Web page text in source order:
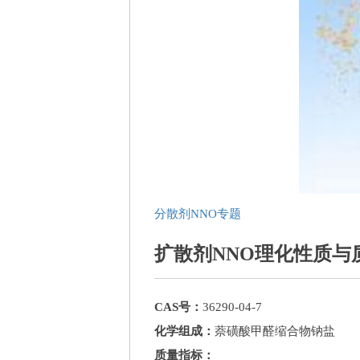
分散剂NNO专题
扩散剂NNO理化性质与
CAS号： 36290-04-7
化学组成： 萘磺酸甲醛缩合物钠盐
质量指标：